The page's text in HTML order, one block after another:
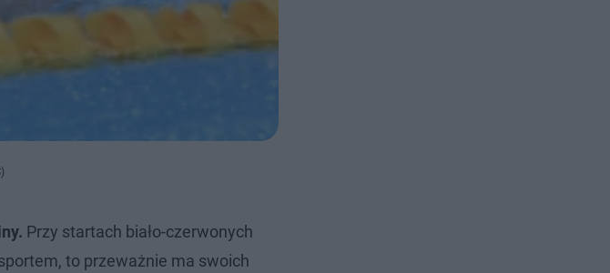
Przy startach biało-czerwonych
to przeważnie ma swoich